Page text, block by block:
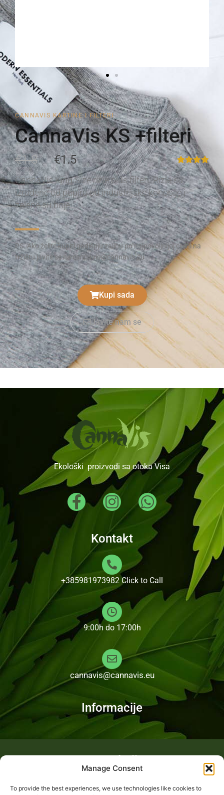
Manage Consent
To provide the best experiences, we use technologies like cookies to
CANNAVIS KARTINE I FILTERI
CannaVis KS +filteri
€1.8 €1.5
CannaVis King Size rizle plus filteri. Rizle su
izrađene od papira od industrijske konoplje i
zelene su boje.
PS. Ako želite kupiti godišnju zalihu po najpovoljnijoj cijeni na
tržištu javite se na cannavis@cannavis.eu
Kupi sada
Javite nam se
Ekološki proizvodi sa otoka Visa
Kontakt
+385981973982 Click to Call
9:00h do 17:00h
cannavis@cannavis.eu
Informacije
Fotogalerija